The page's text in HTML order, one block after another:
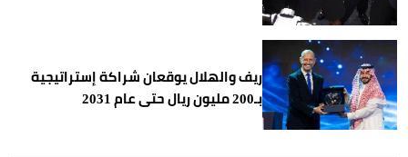
ريف والهلال يوقعان شراكة إستراتيجية
بـ200 مليون ريال حتى عام 2031